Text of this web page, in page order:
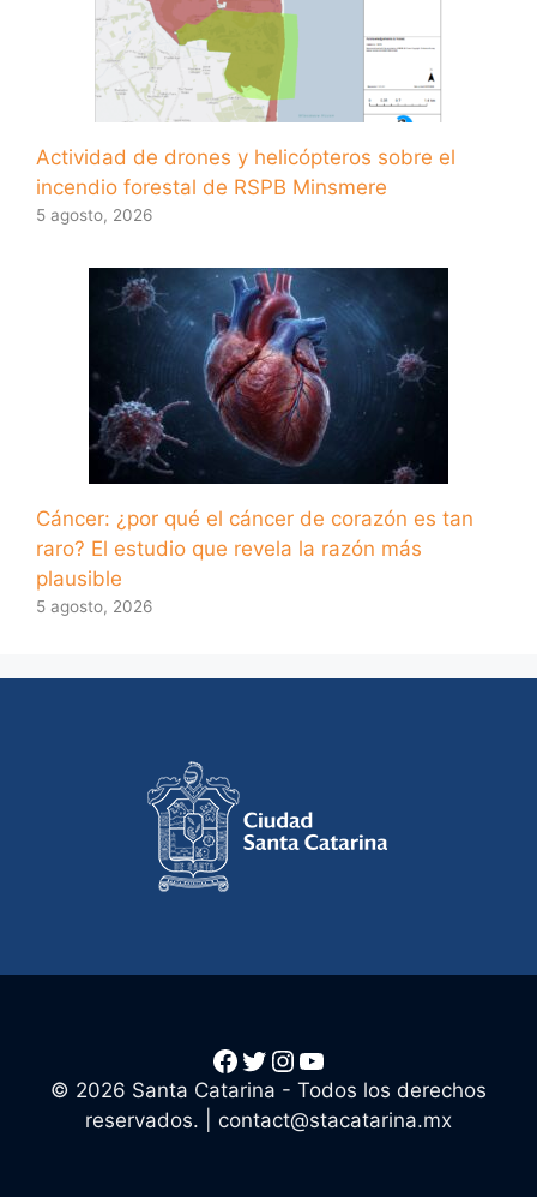
Actividad de drones y helicópteros sobre el
incendio forestal de RSPB Minsmere
5 agosto, 2026
Cáncer: ¿por qué el cáncer de corazón es tan
raro? El estudio que revela la razón más
plausible
5 agosto, 2026
© 2026 Santa Catarina - Todos los derechos
reservados. | contact@stacatarina.mx
Facebook
Twitter
Instagram
YouTube